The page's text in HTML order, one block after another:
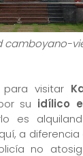
camboyano-
visitar
su idílico
es
a
no